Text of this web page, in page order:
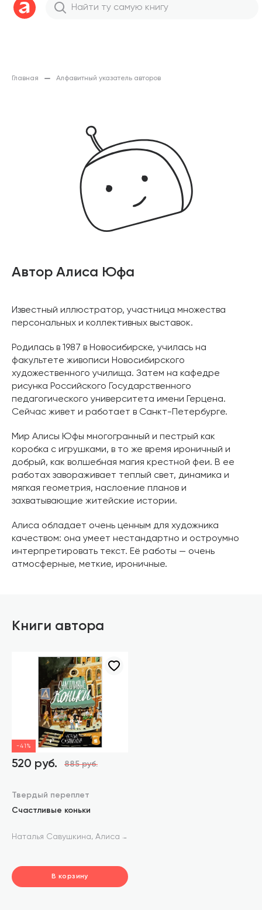
Главная Алфавитный указатель авторов
Автор Алиса Юфа
Известный иллюстратор, участница множества
персональных и коллективных выставок.
Родилась в 1987 в Новосибирске, училась на
факультете живописи Новосибирского
художественного училища. Затем на кафедре
рисунка Российского Государственного
педагогического университета имени Герцена.
Сейчас живет и работает в Санкт-Петербурге.
Мир Алисы Юфы многогранный и пестрый как
коробка с игрушками, в то же время ироничный и
добрый, как волшебная магия крестной феи. В ее
работах завораживает теплый свет, динамика и
мягкая геометрия, наслоение планов и
захватывающие житейские истории.
Алиса обладает очень ценным для художника
качеством: она умеет нестандартно и остроумно
интерпретировать текст. Её работы — очень
атмосферные, меткие, ироничные.
Книги автора
-41%
520 руб. 885 руб.
Твердый переплет
Счастливые коньки
Наталья Савушкина, Алиса Юфа
В корзину